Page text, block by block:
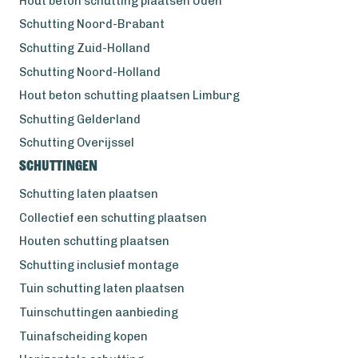
Schutting Noord-Brabant
Schutting Zuid-Holland
Schutting Noord-Holland
Hout beton schutting plaatsen Limburg
Schutting Gelderland
Schutting Overijssel
Schuttingen
Schutting laten plaatsen
Collectief een schutting plaatsen
Houten schutting plaatsen
Schutting inclusief montage
Tuin schutting laten plaatsen
Tuinschuttingen aanbieding
Tuinafscheiding kopen